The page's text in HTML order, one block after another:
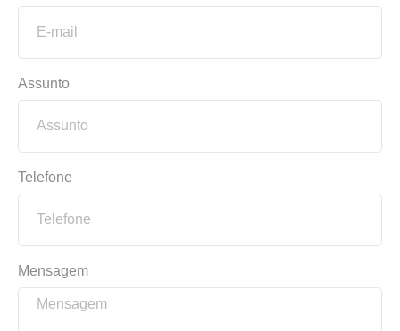
Assunto
Telefone
Mensagem